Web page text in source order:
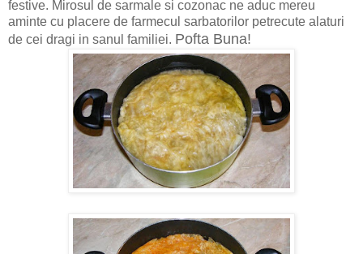
festive. Mirosul de sarmale si cozonac ne aduc mereu
aminte cu placere de farmecul sarbatorilor petrecute alaturi
de cei dragi in sanul familiei. Pofta Buna!